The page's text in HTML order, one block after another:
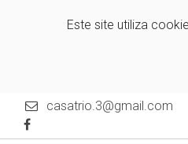
Este site utiliza
casatrio.3@gmail.com